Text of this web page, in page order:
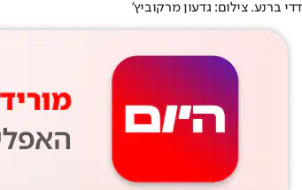
דדי ברנע. צילום: גדעון מרקוביץ'